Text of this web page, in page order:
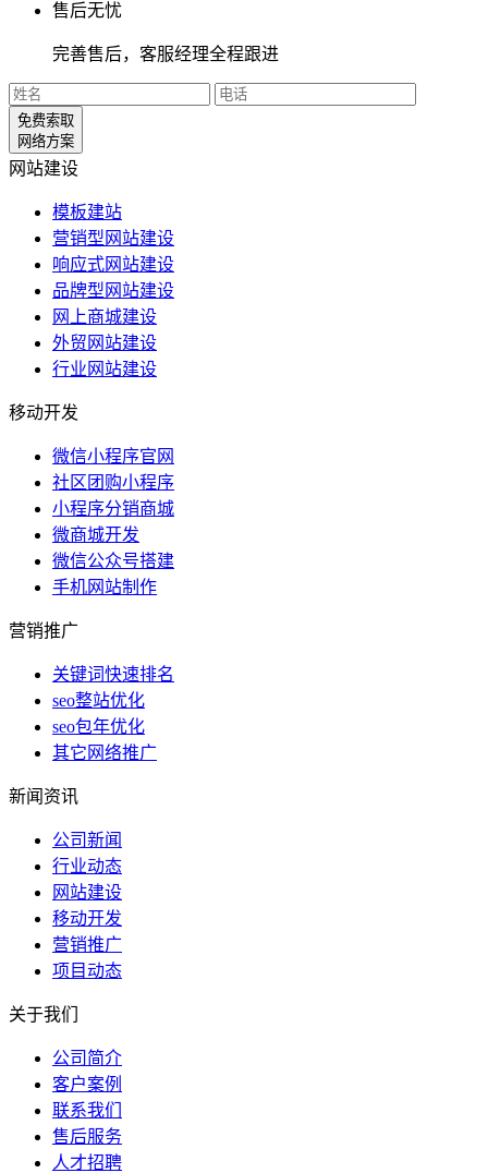
售后无忧
完善售后，客服经理全程跟进
免费索取
网络方案
网站建设
模板建站
营销型网站建设
响应式网站建设
品牌型网站建设
网上商城建设
外贸网站建设
行业网站建设
移动开发
微信小程序官网
社区团购小程序
小程序分销商城
微商城开发
微信公众号搭建
手机网站制作
营销推广
关键词快速排名
seo整站优化
seo包年优化
其它网络推广
新闻资讯
公司新闻
行业动态
网站建设
移动开发
营销推广
项目动态
关于我们
公司简介
客户案例
联系我们
售后服务
人才招聘